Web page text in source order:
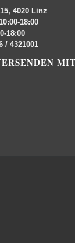
4020 Linz
18:00
18:00
/ 4321001